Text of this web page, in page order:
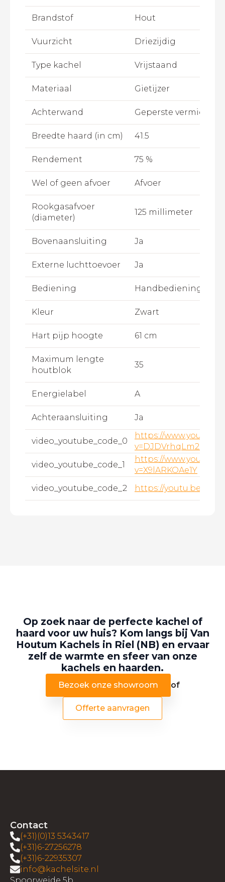
Brandstof Hout
Vuurzicht Driezijdig
Type kachel Vrijstaand
Materiaal Gietijzer
Achterwand Geperste vermiculiet
Breedte haard (in cm) 41.5
Rendement 75 %
Wel of geen afvoer Afvoer
Rookgasafvoer
(diameter)
125 millimeter
Bovenaansluiting Ja
Externe luchttoevoer Ja
Bediening Handbediening
Kleur Zwart
Hart pijp hoogte 61 cm
Maximum lengte
houtblok
35
Energielabel A
Achteraansluiting Ja
video_youtube_code_0
https://
v=DJDVrhqLm20
video_youtube_code_1
https://
v=X9lARKOAe1Y
video_youtube_code_2
https://youtu.be/
Op zoek naar de perfecte kachel of
haard voor uw huis? Kom langs bij Van
Houtum Kachels in Riel (NB) en ervaar
zelf de warmte en sfeer van onze
kachels en haarden.
Bezoek onze showroom of
Offerte aanvragen
Contact
(+31)(0)13 5343417
(+31)6-27256278
(+31)6-22935307
info@kachelsite.nl